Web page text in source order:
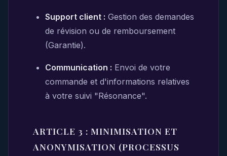
Support client : Gestion des demandes
de révision ou de remboursement
(Garantie).
Communication : Envoi de votre
commande et d'informations relatives
à votre suivi "Résonance".
ARTICLE 3 : MINIMISATION ET
ANONYMISATION (PROCESSUS